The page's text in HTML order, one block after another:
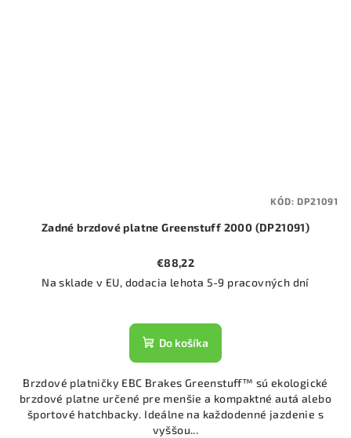
Zadné brzdové platne Greenstuff 2000 (DP21091)
€88,22
Na sklade v EU, dodacia lehota 5-9 pracovných dní
Do košíka
Brzdové platničky EBC Brakes Greenstuff™ sú ekologické
brzdové platne určené pre menšie a kompaktné autá alebo
športové hatchbacky. Ideálne na každodenné jazdenie s
vyššou...
KÓD:DP21091